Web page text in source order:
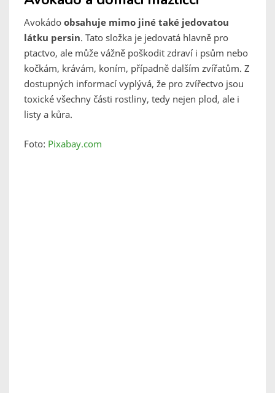
Avokádo obsahuje mimo jiné také jedovatou
látku persin. Tato složka je jedovatá hlavně pro
ptactvo, ale může vážně poškodit zdraví i psům nebo
kočkám, krávám, koním, případně dalším zvířatům. Z
dostupných informací vyplývá, že pro zvířectvo jsou
toxické všechny části rostliny, tedy nejen plod, ale i
listy a kůra.
Foto: Pixabay.com